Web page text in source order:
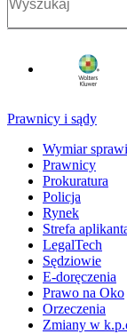
Prawnicy i sądy
Wymiar
Prawnicy
Prokuratura
Policja
Rynek
Strefa
LegalTech
Sędziowie
E-doręczenia
Prawo na Oko
Orzeczenia
Zmiany w